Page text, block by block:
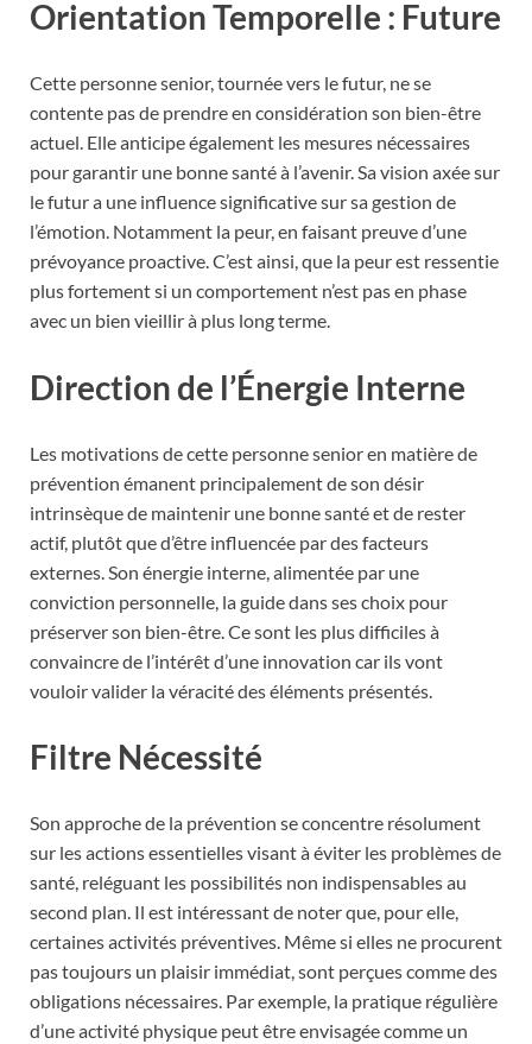
Orientation Temporelle : Future
Cette personne senior, tournée vers le futur, ne se
contente pas de prendre en considération son bien-être
actuel. Elle anticipe également les mesures nécessaires
pour garantir une bonne santé à l’avenir. Sa vision axée sur
le futur a une influence significative sur sa gestion de
l’émotion. Notamment la peur, en faisant preuve d’une
prévoyance proactive. C’est ainsi, que la peur est ressentie
plus fortement si un comportement n’est pas en phase
avec un bien vieillir à plus long terme.
Direction de l’Énergie Interne
Les motivations de cette personne senior en matière de
prévention émanent principalement de son désir
intrinsèque de maintenir une bonne santé et de rester
actif, plutôt que d’être influencée par des facteurs
externes. Son énergie interne, alimentée par une
conviction personnelle, la guide dans ses choix pour
préserver son bien-être. Ce sont les plus difficiles à
convaincre de l’intérêt d’une innovation car ils vont
vouloir valider la véracité des éléments présentés.
Filtre Nécessité
Son approche de la prévention se concentre résolument
sur les actions essentielles visant à éviter les problèmes de
santé, reléguant les possibilités non indispensables au
second plan. Il est intéressant de noter que, pour elle,
certaines activités préventives. Même si elles ne procurent
pas toujours un plaisir immédiat, sont perçues comme des
obligations nécessaires. Par exemple, la pratique régulière
d’une activité physique peut être envisagée comme un